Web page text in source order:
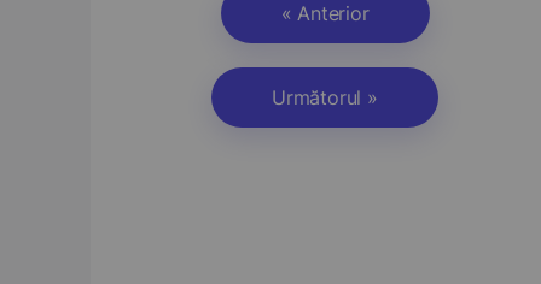
« Anterior
Următorul »